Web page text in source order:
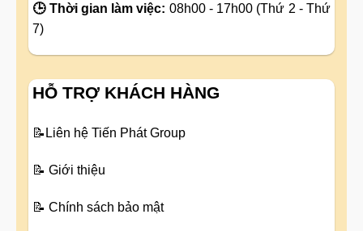
🕒 Thời gian làm việc: 08h00 - 17h00 (Thứ 2 - Thứ
7)
HỖ TRỢ KHÁCH HÀNG
📝 Liên hệ Tiến Phát Group
📝 Giới thiệu
📝 Chính sách bảo mật